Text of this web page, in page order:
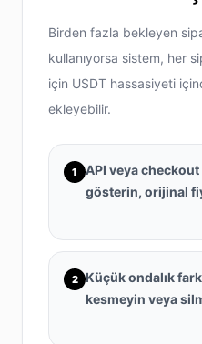
Birden fazla bekleyen
kullanıyorsa sistem, her
için USDT hassasiyeti
ekleyebilir.
1
API veya
gösterin, orijinal
2
Küçük ondalık
kesmeyin veya